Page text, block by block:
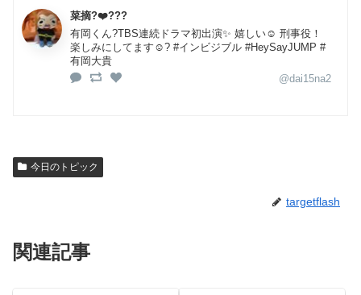
菜摘?❤️???
有岡くん?TBS連続ドラマ初出演✨ 嬉しい☺️ 刑事役！
楽しみにしてます☺️? #インビジブル #HeySayJUMP #
有岡大貴
@dai15na2
今日のトピック
targetflash
関連記事